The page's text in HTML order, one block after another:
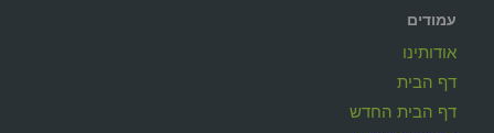
עמודים
אודותינו
דף הבית
דף הבית החדש